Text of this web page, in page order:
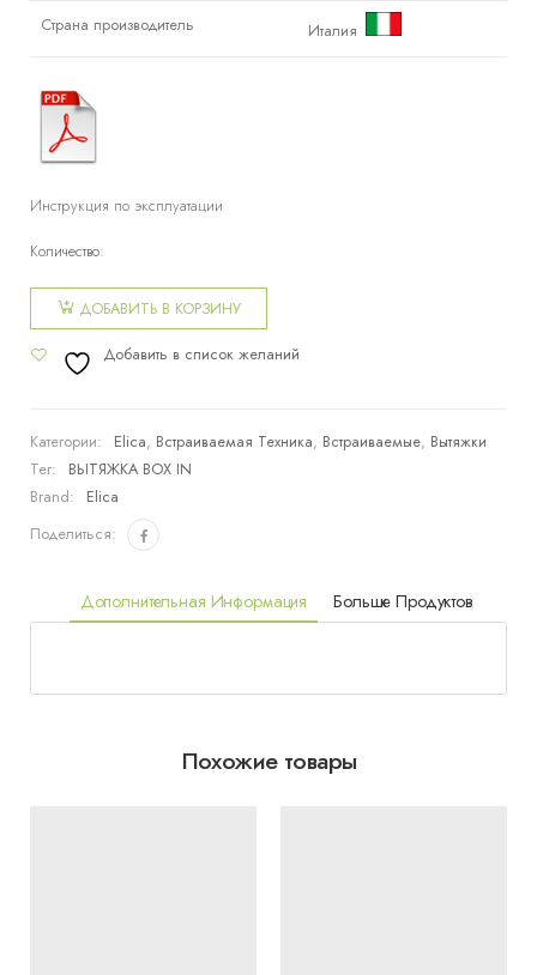
Страна производитель Италия
Инструкция по эксплуатации
Количество:
товара
Встраиваемая
вытяжка
IX/A/90
ДОБАВИТЬ В КОРЗИНУ
Добавить в список желаний
Категории: Elica, Встраиваемая Техника, Встраиваемые, Вытяжки
Тег:
ВЫТЯЖКА BOX IN
Brand:
Elica
Поделиться:
Дополнительная Информация Больше Продуктов
Похожие товары